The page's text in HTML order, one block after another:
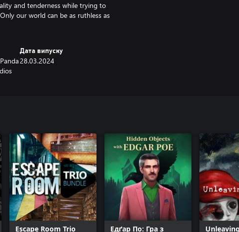
and tenderness while trying to
our world can be as ruthless as
Дата випуску
28.03.2024
Escape Room Trio Едґар По: Гра з